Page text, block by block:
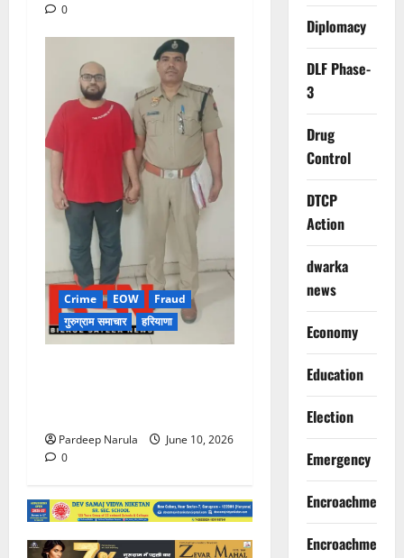
0
Crime EOW
Fraud
गुरुग्राम समाचार
हरियाणा
Pardeep Narula
June 10, 2026
0
Diplomacy
DLF Phase-
3
Drug
Control
DTCP
Action
dwarka
news
Economy
Education
Election
Emergency
Encroachment
Encroachment